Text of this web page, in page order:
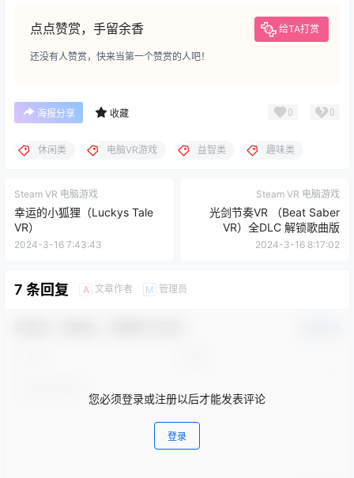
点点赞赏，手留余香 给TA打赏
还没有人赞赏，快来当第一个赞赏的人吧！
海报分享 收藏 0 0
休闲类 电脑VR游戏 益智类 趣味类
Steam VR 电脑游戏
幸运的小狐狸（Luckys Tale
VR）
2024-3-16 7:43:43
Steam VR 电脑游戏
光剑节奏VR （Beat Saber
VR）全DLC 解锁歌曲版
2024-3-16 8:17:02
7 条回复 A 文章作者 M 管理员
您必须登录或注册以后才能发表评论
登录